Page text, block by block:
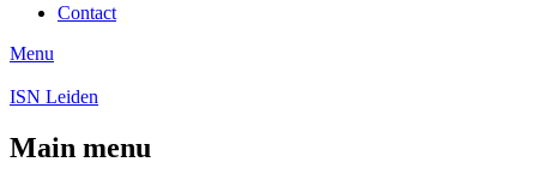
Contact
Menu
ISN Leiden
Main menu